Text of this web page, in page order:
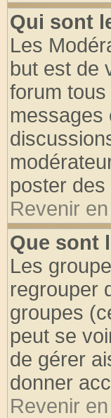
Qui sont
Les
but est de
forum
messages
poster
Revenir
Que sont
Les
regrouper
groupes
peut se
de gérer
donner
Revenir